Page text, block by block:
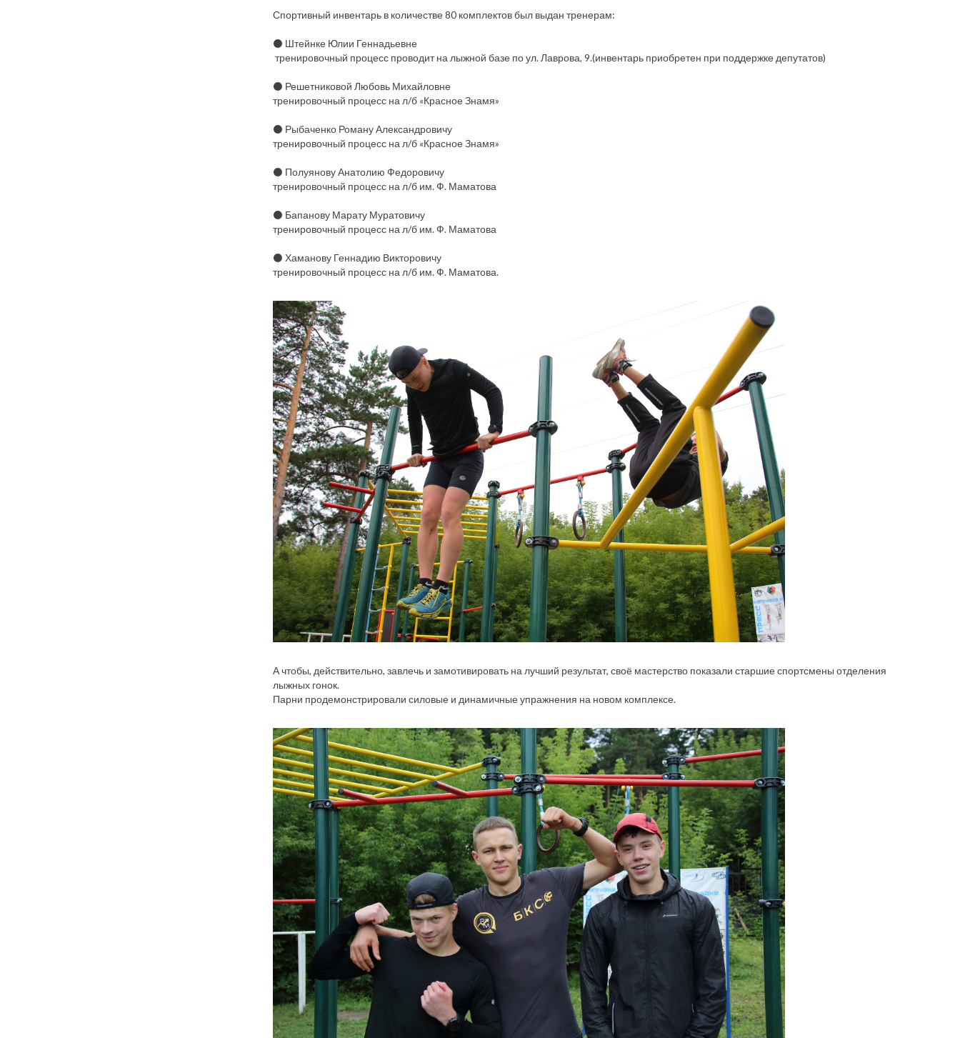
Спортивный инвентарь в количестве 80 комплектов был выдан тренерам:
⚫ Штейнке Юлии Геннадьевне
тренировочный процесс проводит на лыжной базе по ул. Лаврова, 9.(инвентарь приобретен при поддержке депутатов)
⚫ Решетниковой Любовь Михайловне
тренировочный процесс на л/б «Красное Знамя»
⚫ Рыбаченко Роману Александровичу
тренировочный процесс на л/б «Красное Знамя»
⚫ Полуянову Анатолию Федоровичу
тренировочный процесс на л/б им. Ф. Маматова
⚫ Бапанову Марату Муратовичу
тренировочный процесс на л/б им. Ф. Маматова
⚫ Хаманову Геннадию Викторовичу
тренировочный процесс на л/б им. Ф. Маматова.
А чтобы, действительно, завлечь и замотивировать на лучший результат, своё мастерство показали старшие спортсмены отделения
лыжных гонок.
Парни продемонстрировали силовые и динамичные упражнения на новом комплексе.